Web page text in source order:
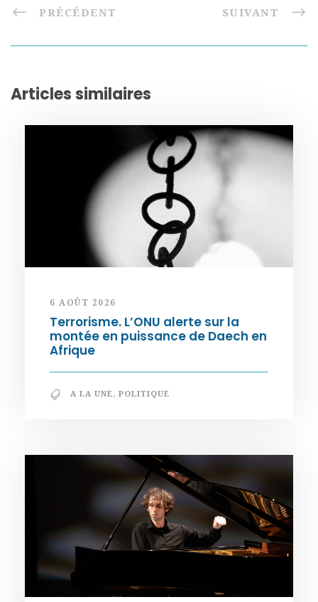
PRÉCÉDENT SUIVANT
Articles similaires
6 AOÛT 2026
Terrorisme. L’ONU alerte sur la
montée en puissance de Daech en
Afrique
A LA UNE, POLITIQUE